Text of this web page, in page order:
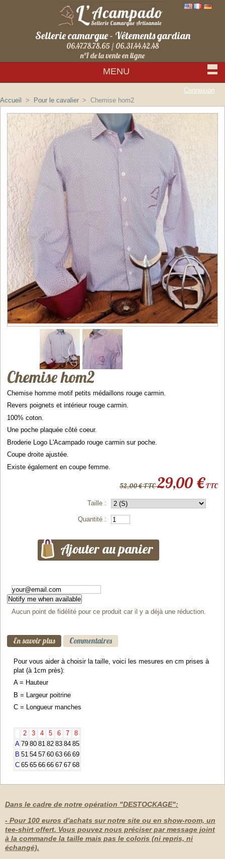
Sellerie camargue - Vêtements gardian
06.47.78.78.65 / 06.31.44.42.48
n°1 de la vente en ligne
MENU
Connexion
Accueil
> Pour le cavalier > Chemise hom2
Chemise hom2
Chemise homme motif petits médaillons rouge carmin.
Revers poignets et intérieur rouge carmin.
100% coton.
Une poche plaquée côté coeur.
Broderie Logo L'Acampado rouge carmin sur poche.
Coupe droite ajustée.
Existe également en coupe femme.
52,00 € TTC29,00 €TTC
Taille :
Quantité :
Notify me when available
Aucun point de fidélité pour ce produit car il y a déjà une réduction.
En savoir plus Commentaires
Pour vous aider à choisir la taille, voici les mesures en cm prises à
plat (à 1cm près):
A = Hauteur
B = Largeur poitrine
C = Longueur manches
2 3 4 5 6 7
8
A 79 80 81 82 83 84 85
B 51 54 57 60 63 66 69
C 65 65 66 66 67 67 68
Dans le cadre de notre opération "DESTOCKAGE":
- Pour 100 euros d'achats sur notre site ou en show-room, un
tee-shirt offert. Vous pouvez nous préciser par message joint
à la commande la taille mais pas le coloris (ni repris, ni
échangé).